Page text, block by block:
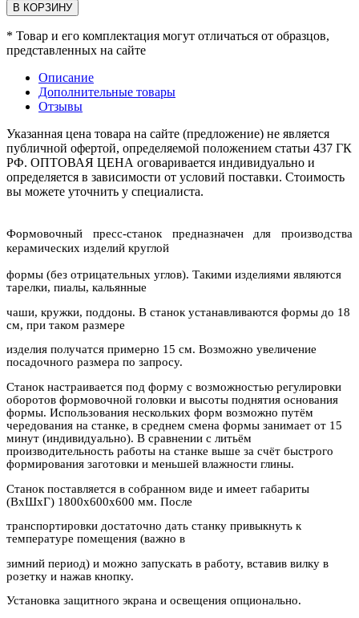
В КОРЗИНУ
* Товар и его комплектация могут отличаться от образцов,
представленных на сайте
Описание
Дополнительные товары
Отзывы
Указанная цена товара на сайте (предложение) не является
публичной офертой, определяемой положением статьи 437 ГК
РФ. ОПТОВАЯ ЦЕНА оговаривается индивидуально и
определяется в зависимости от условий поставки. Стоимость
вы можете уточнить у специалиста.
Формовочный пресс-станок предназначен для производства
керамических изделий круглой
формы (без отрицательных углов). Такими изделиями являются
тарелки, пиалы, кальянные
чаши, кружки, поддоны. В станок устанавливаются формы до 18
см, при таком размере
изделия получатся примерно 15 см. Возможно увеличение
посадочного размера по запросу.
Станок настраивается под форму с возможностью регулировки
оборотов формовочной головки и высоты поднятия основания
формы. Использования нескольких форм возможно путём
чередования на станке, в среднем смена формы занимает от 15
минут (индивидуально). В сравнении с литьём
производительность работы на станке выше за счёт быстрого
формирования заготовки и меньшей влажности глины.
Станок поставляется в собранном виде и имеет габариты
(ВхШхГ) 1800х600х600 мм. После
транспортировки достаточно дать станку привыкнуть к
температуре помещения (важно в
зимний период) и можно запускать в работу, вставив вилку в
розетку и нажав кнопку.
Установка защитного экрана и освещения опционально.